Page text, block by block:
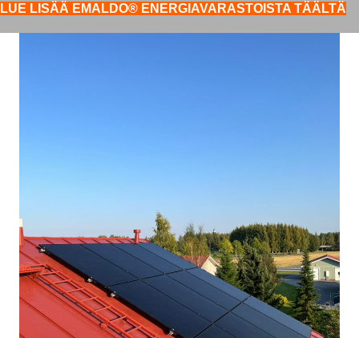
LUE LISÄÄ EMALDO® ENERGIAVARASTOISTA TÄÄLTÄ